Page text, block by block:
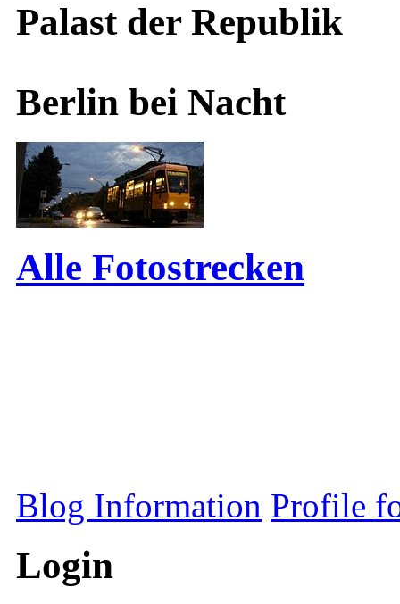
Palast der Republik
Berlin bei Nacht
Alle Fotostrecken
Blog Information Profile
Login